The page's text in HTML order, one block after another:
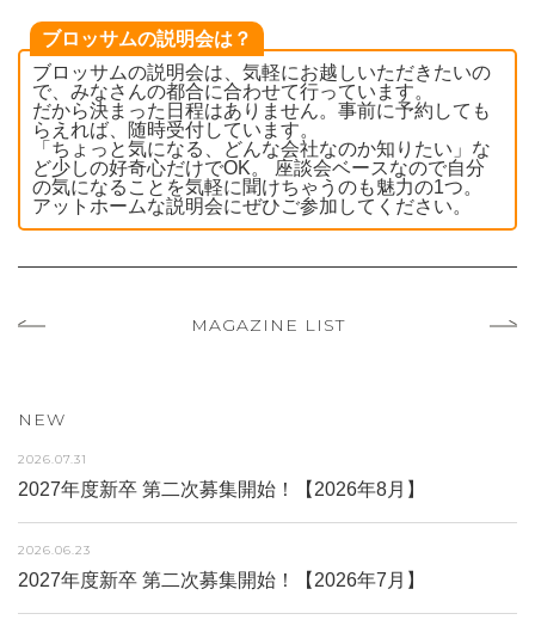
ブロッサムの説明会は？
ブロッサムの説明会は、気軽にお越しいただきたいの
で、みなさんの都合に合わせて行っています。
だから決まった日程はありません。事前に予約しても
らえれば、随時受付しています。
「ちょっと気になる、どんな会社なのか知りたい」な
ど少しの好奇心だけでOK。 座談会ベースなので自分
の気になることを気軽に聞けちゃうのも魅力の1つ。
アットホームな説明会にぜひご参加してください。
MAGAZINE LIST
NEW
2026.07.31
2027年度新卒 第二次募集開始！【2026年8月】
2026.06.23
2027年度新卒 第二次募集開始！【2026年7月】